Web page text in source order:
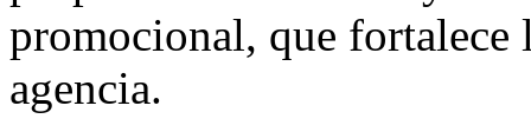
promocional, que fortalece
agencia.